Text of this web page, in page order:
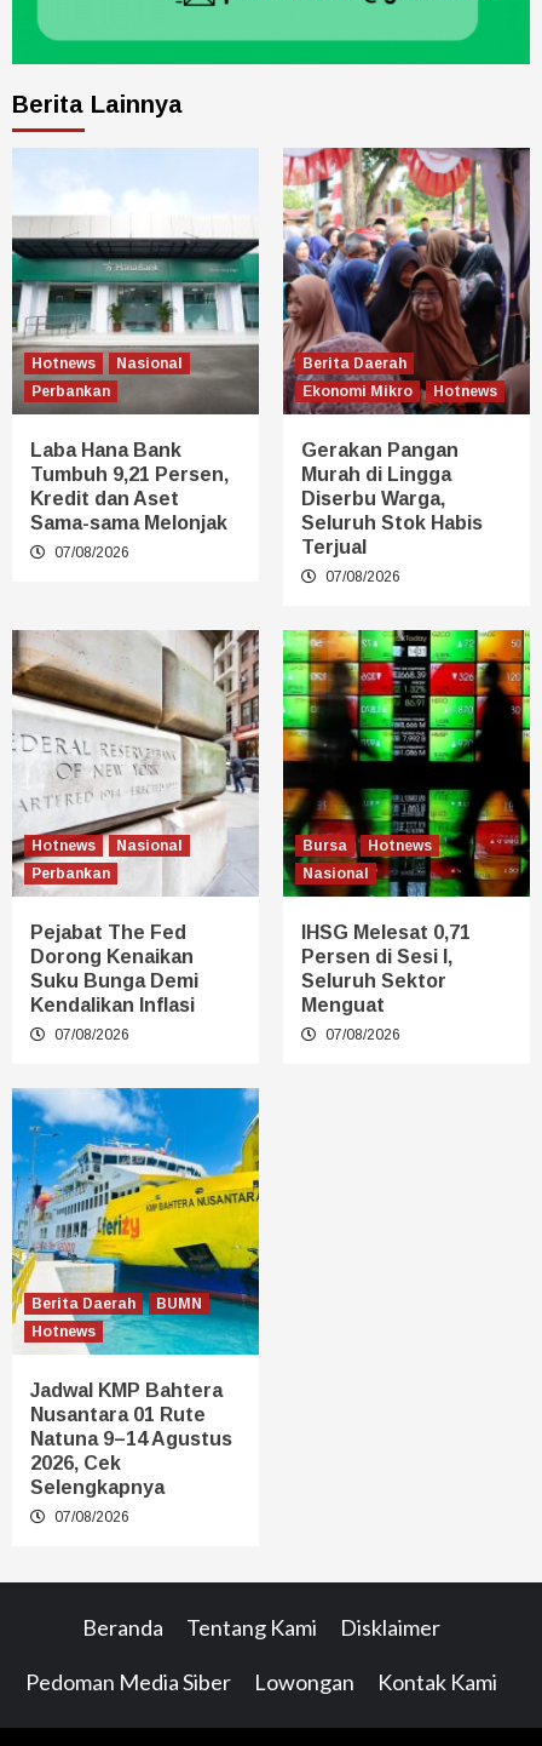
Berita Lainnya
Hotnews
Nasional
Perbankan
Laba Hana Bank
Tumbuh 9,21 Persen,
Kredit dan Aset
Sama-sama Melonjak
07/08/2026
Berita Daerah
Ekonomi Mikro
Hotnews
Gerakan Pangan
Murah di Lingga
Diserbu Warga,
Seluruh Stok Habis
Terjual
07/08/2026
Hotnews
Nasional
Perbankan
Pejabat The Fed
Dorong Kenaikan
Suku Bunga Demi
Kendalikan Inflasi
07/08/2026
Bursa
Hotnews
Nasional
IHSG Melesat 0,71
Persen di Sesi I,
Seluruh Sektor
Menguat
07/08/2026
Berita Daerah
BUMN
Hotnews
Jadwal KMP Bahtera
Nusantara 01 Rute
Natuna 9–14 Agustus
2026, Cek
Selengkapnya
07/08/2026
Beranda Tentang Kami Disklaimer
Pedoman Media Siber Lowongan Kontak Kami